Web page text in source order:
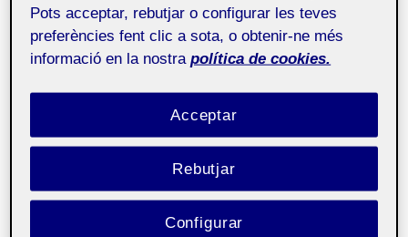
Llobregat, Ba...
Drupal Summer Barcelona:
Pako Garcia nos habla de los cambios más
significativos que ha sufrido la capa de theming en
Drupal Summer Barcelona:
Pots acceptar, rebutjar o configurar les teves
preferències fent clic a sota, o obtenir-ne més
informació en la nostra política de cookies.
Rebutjar
Acceptar
Configurar